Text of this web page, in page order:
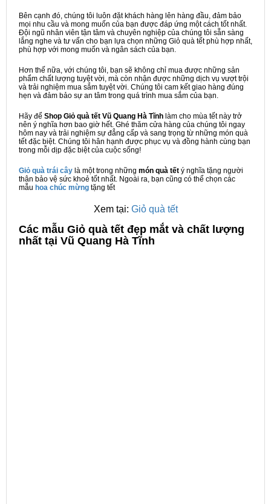
Bên cạnh đó, chúng tôi luôn đặt khách hàng lên hàng đầu, đảm bảo
mọi nhu cầu và mong muốn của bạn được đáp ứng một cách tốt nhất.
Đội ngũ nhân viên tận tâm và chuyên nghiệp của chúng tôi sẵn sàng
lắng nghe và tư vấn cho bạn lựa chọn những Giỏ quà tết phù hợp nhất,
phù hợp với mong muốn và ngân sách của bạn.
Hơn thế nữa, với chúng tôi, bạn sẽ không chỉ mua được những sản
phẩm chất lượng tuyệt vời, mà còn nhận được những dịch vụ vượt trội
và trải nghiệm mua sắm tuyệt vời. Chúng tôi cam kết giao hàng đúng
hẹn và đảm bảo sự an tâm trong quá trình mua sắm của bạn.
Hãy để Shop Giỏ quà tết Vũ Quang Hà Tĩnh làm cho mùa tết này trở
nên ý nghĩa hơn bao giờ hết. Ghé thăm cửa hàng của chúng tôi ngay
hôm nay và trải nghiệm sự đẳng cấp và sang trọng từ những món quà
tết đặc biệt. Chúng tôi hân hạnh được phục vụ và đồng hành cùng bạn
trong mỗi dịp đặc biệt của cuộc sống!
Giỏ quà trái cây là một trong những món quà tết ý nghĩa tặng người
thân bảo vệ sức khoẻ tốt nhất. Ngoài ra, bạn cũng có thể chọn các
mẫu hoa chúc mừng tặng tết
Xem tại: Giỏ quà tết
Các mẫu Giỏ quà tết đẹp mắt và chất lượng
nhất tại Vũ Quang Hà Tĩnh